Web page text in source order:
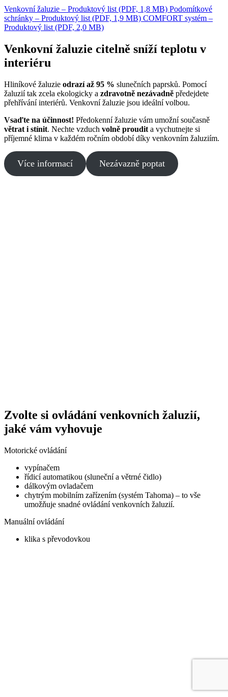
Venkovní žaluzie – Produktový list (PDF, 1,8 MB) Podomítkové
schránky – Produktový list (PDF, 1,9 MB) COMFORT systém –
Produktový list (PDF, 2,0 MB)
Venkovní žaluzie citelně sníží teplotu v
interiéru
Hliníkové žaluzie odrazí až 95 % slunečních paprsků. Pomocí
žaluzií tak zcela ekologicky a zdravotně nezávadně předejdete
přehřívání interiérů. Venkovní žaluzie jsou ideální volbou.
Vsaďte na účinnost! Předokenní žaluzie vám umožní současně
větrat i stínit. Nechte vzduch volně proudit a vychutnejte si
příjemné klima v každém ročním období díky venkovním žaluziím.
Více informací Nezávazně poptat
Zvolte si ovládání venkovních žaluzií,
jaké vám vyhovuje
Motorické ovládání
vypínačem
řídicí automatikou (sluneční a větrné čidlo)
dálkovým ovladačem
chytrým mobilním zařízením (systém Tahoma) – to vše
umožňuje snadné ovládání venkovních žaluzií.
Manuální ovládání
klika s převodovkou